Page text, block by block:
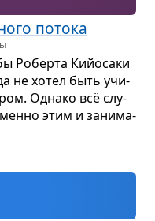
потока
Роберта Кий­о­саки
не хотел быть учи­
Однако всё слу­
этим и зани­ма­